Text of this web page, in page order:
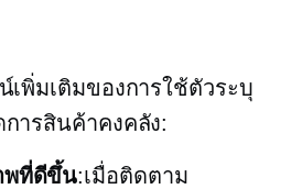
พิ่มเติมของการใช้ตัวระบุ
ารสินค้าคงคลัง:
พที่ดีขึ้น:เมื่อติดตาม